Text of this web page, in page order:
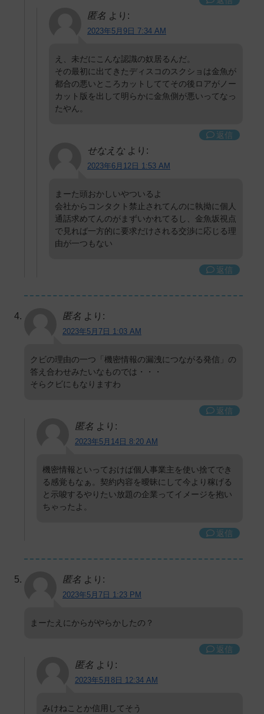
匿名 より:
2023年5月9日 7:34 AM
え、未だにこんな認識の奴居るんだ。
その最初に出てきたディスコのスクショは金魚が
都合の悪いところカットしててその後ロアがノー
カット版を出して明らかに金魚側が悪いってなっ
たやん。
返信
せなえな より:
2023年6月12日 1:53 AM
まーた頭おかしいやついるよ
会社からコンタクト禁止されてんのに執拗に個人
通話求めてんのがまずいかれてるし、金魚坂視点
で見れば一方的に要求だけされる交渉に応じる理
由が一つもない
返信
匿名 より:
2023年5月7日 1:03 AM
クビの理由の一つ「機密情報の漏洩につながる発信」の
答え合わせみたいなものでは・・・
そらクビにもなりますわ
返信
匿名 より:
2023年5月14日 8:20 AM
機密情報といっておけば個人事業主を使い捨てでき
る感覚もなぁ。契約内容を曖昧にして今より稼げる
と示唆するやりたい放題の企業ってイメージを抱い
ちゃったよ。
返信
匿名 より:
2023年5月7日 1:23 PM
まーたえにからがやらかしたの？
返信
匿名 より:
2023年5月8日 12:34 AM
みけねことか信用してそう